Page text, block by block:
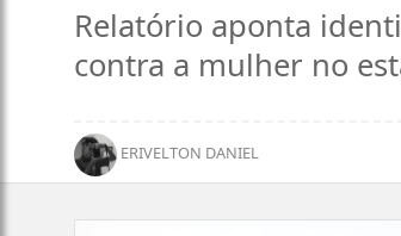
Relatório aponta
contra a mulher no
ERIVELTON DANIEL